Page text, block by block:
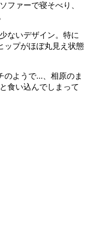
ァーで寝そべり、
ないデザイン。特に
ップがほぼ丸見え状態
ようで…、相原のま
食い込んでしまって